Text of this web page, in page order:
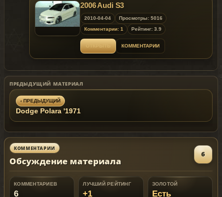
2006 Audi S3
2010-04-04
Просмотры: 5016
Комментарии: 1
Рейтинг: 3.9
КОММЕНТАРИИ
ПРЕДЫДУЩИЙ МАТЕРИАЛ
‹ ПРЕДЫДУЩИЙ
Dodge Polara '1971
КОММЕНТАРИИ
Обсуждение материала
6
КОММЕНТАРИЕВ
6
ЛУЧШИЙ РЕЙТИНГ
+1
ЗОЛОТОЙ
Есть